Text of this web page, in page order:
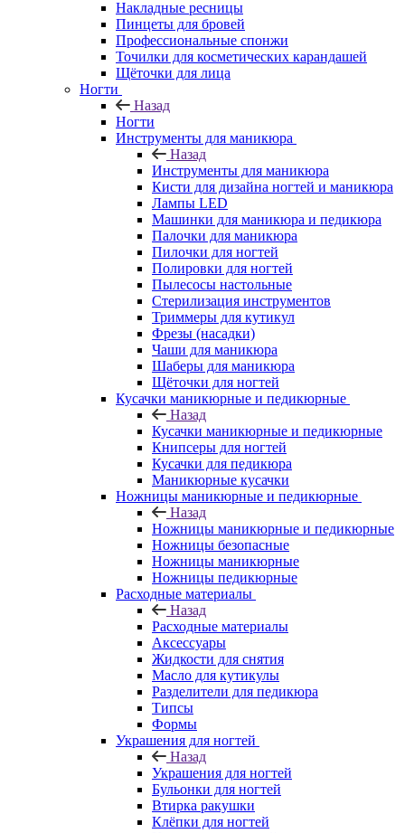
Накладные ресницы
Пинцеты для бровей
Профессиональные спонжи
Точилки для косметических карандашей
Щёточки для лица
Ногти
Назад
Ногти
Инструменты для маникюра
Назад
Инструменты для маникюра
Кисти для дизайна ногтей и маникюра
Лампы LED
Машинки для маникюра и педикюра
Палочки для маникюра
Пилочки для ногтей
Полировки для ногтей
Пылесосы настольные
Стерилизация инструментов
Триммеры для кутикул
Фрезы (насадки)
Чаши для маникюра
Шаберы для маникюра
Щёточки для ногтей
Кусачки маникюрные и педикюрные
Назад
Кусачки маникюрные и педикюрные
Книпсеры для ногтей
Кусачки для педикюра
Маникюрные кусачки
Ножницы маникюрные и педикюрные
Назад
Ножницы маникюрные и педикюрные
Ножницы безопасные
Ножницы маникюрные
Ножницы педикюрные
Расходные материалы
Назад
Расходные материалы
Аксессуары
Жидкости для снятия
Масло для кутикулы
Разделители для педикюра
Типсы
Формы
Украшения для ногтей
Назад
Украшения для ногтей
Бульонки для ногтей
Втирка ракушки
Клёпки для ногтей